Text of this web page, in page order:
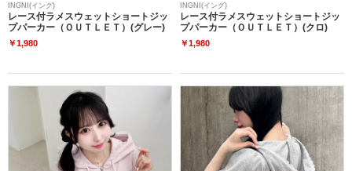
INGNI(イング)
レース付ラメスウェットショートジッ
プパーカー（ＯＵＴＬＥＴ）(グレー)
￥1,980
INGNI(イング)
レース付ラメスウェットショートジッ
プパーカー（ＯＵＴＬＥＴ）(クロ)
￥1,980